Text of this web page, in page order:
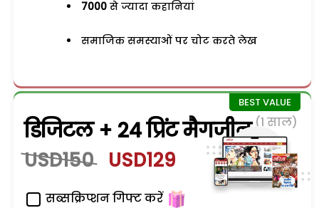
7000 से ज्यादा कहानियां
समाजिक समस्याओं पर चोट करते लेख
डिजिटल + 24 प्रिंट मैगजीन (1 साल)
USD150 USD129
सब्सक्रिप्शन गिफ्ट करें